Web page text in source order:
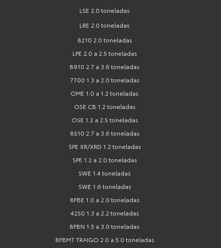
LSE 2.0 toneladas
LRE 2.0 toneladas
8210 2.0 toneladas
LPE 2.0 a 2.5 toneladas
8910 2.7 a 3.6 toneladas
7700 1.3 a 2.0 toneladas
OME 1.0 a 1.2 toneladas
OSE CB 1.2 toneladas
OSE 1.2 a 2.5 toneladas
8510 2.7 a 3.6 toneladas
SPE XR/XRD 1.2 toneladas
SPE 1.2 a 2.0 toneladas
SWE 1.4 toneladas
SWE 1.6 toneladas
8FBE 1.0 a 2.0 toneladas
4250 1.3 a 2.2 toneladas
8FBN 1.5 a 3.0 toneladas
8FBMT TRAIGO 2.0 a 5.0 toneladas